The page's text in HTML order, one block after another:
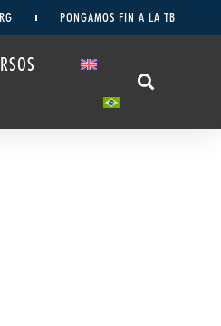
PONGAMOS FIN A LA TB